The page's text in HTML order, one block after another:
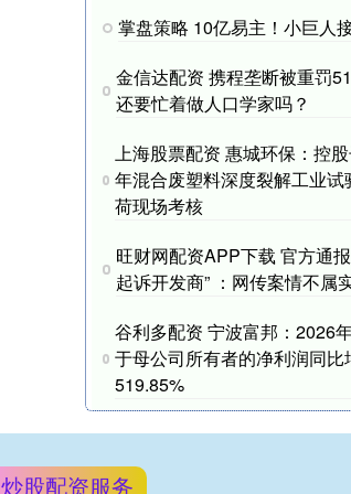
掌盘策略 10亿易主！小巨人
金信达配资 携程垄断被重罚
还要忙着做人口学家吗？
上海股票配资 惠城环保：控
年混合废塑料深度裂解工业试
荷现场考核
旺财网配资APP下载 官方通
起诉开发商” ：网传案情不属
谷利多配资 宁波富邦：2026
于母公司所有者的净利润同比
519.85%
炒股配资服务